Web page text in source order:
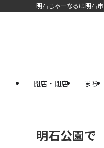
明石じゃーなるは明石
開店・閉店 まち
明石公園で